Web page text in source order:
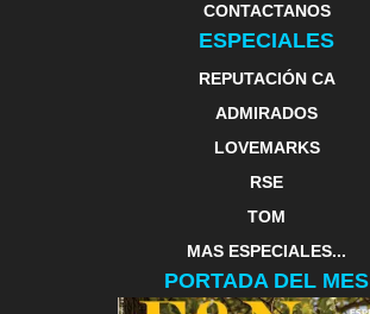
CONTACTANOS
ESPECIALES
REPUTACIÓN CA
ADMIRADOS
LOVEMARKS
RSE
TOM
MAS ESPECIALES...
PORTADA DEL MES